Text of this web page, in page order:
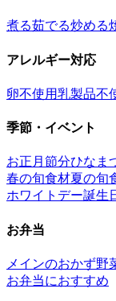
煮る茹でる炒める
アレルギー対応
卵不使用乳製品不
季節・イベント
お正月 節分ひなま
春の旬食材夏の旬
ホワイトデー誕生
お弁当
メインのおかず野
お弁当におすすめ